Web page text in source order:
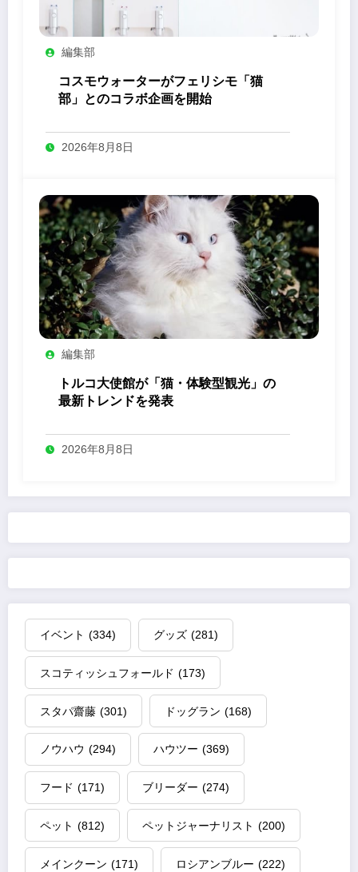
編集部
コスモウォーターがフェリシモ「猫
部」とのコラボ企画を開始
2026年8月8日
編集部
トルコ大使館が「猫・体験型観光」の
最新トレンドを発表
2026年8月8日
イベント (334) グッズ (281)
スコティッシュフォールド (173)
スタパ齋藤 (301) ドッグラン (168)
ノウハウ (294) ハウツー (369)
フード (171) ブリーダー (274)
ペット (812) ペットジャーナリスト (200)
メインクーン (171) ロシアンブルー (222)